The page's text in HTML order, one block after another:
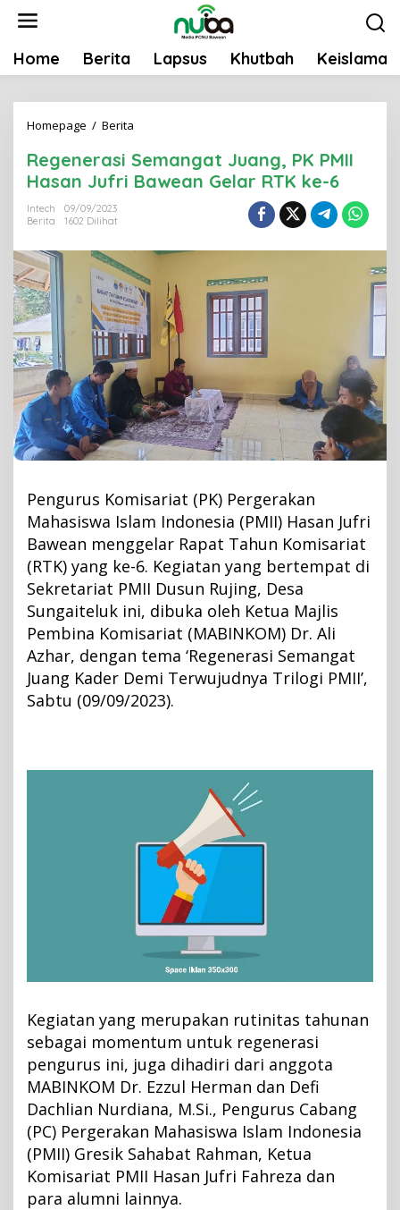
a
Home Berita Lapsus Khutbah Keislaman
Homepage / Berita
g
e
r
a
s
i
S
e
m
a
n
g
a
J
u
n
g
,
P
K
P
M
I
J
a
n
G
e
l
a
r
R
T
Regenerasi Semangat Juang, PK PMII
Hasan Jufri Bawean Gelar RTK ke-6
Intech
09/09/2023
Berita
1602 Dilihat
Pengurus Komisariat (PK) Pergerakan
Mahasiswa Islam Indonesia (PMII) Hasan Jufri
Bawean menggelar Rapat Tahun Komisariat
(RTK) yang ke-6. Kegiatan yang bertempat di
Sekretariat PMII Dusun Rujing, Desa
Sungaiteluk ini, dibuka oleh Ketua Majlis
Pembina Komisariat (MABINKOM) Dr. Ali
Azhar, dengan tema ‘Regenerasi Semangat
Juang Kader Demi Terwujudnya Trilogi PMII’,
Sabtu (09/09/2023).
Kegiatan yang merupakan rutinitas tahunan
sebagai momentum untuk regenerasi
pengurus ini, juga dihadiri dari anggota
MABINKOM Dr. Ezzul Herman dan Defi
Dachlian Nurdiana, M.Si., Pengurus Cabang
(PC) Pergerakan Mahasiswa Islam Indonesia
(PMII) Gresik Sahabat Rahman, Ketua
Komisariat PMII Hasan Jufri Fahreza dan
para alumni lainnya.